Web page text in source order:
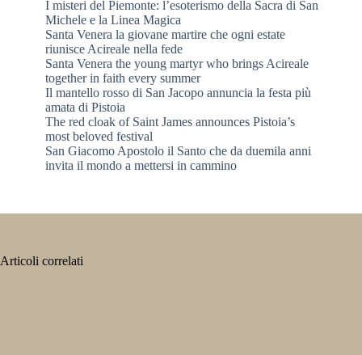
I misteri del Piemonte: l’esoterismo della Sacra di San
Michele e la Linea Magica
Santa Venera la giovane martire che ogni estate
riunisce Acireale nella fede
Santa Venera the young martyr who brings Acireale
together in faith every summer
Il mantello rosso di San Jacopo annuncia la festa più
amata di Pistoia
The red cloak of Saint James announces Pistoia’s
most beloved festival
San Giacomo Apostolo il Santo che da duemila anni
invita il mondo a mettersi in cammino
Articoli correlati